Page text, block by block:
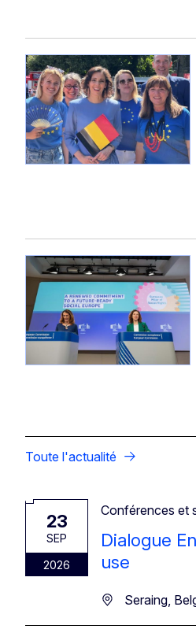
Toute l'actualité
23
SEP
2026
Conférences et
Dialogue
use
Seraing,